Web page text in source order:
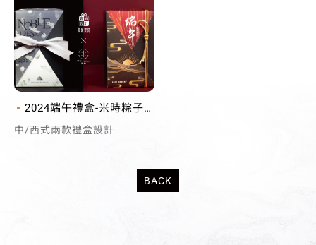
2024端午禮盒-米時粽子
禮盒包裝設計
中/西式兩款禮盒設計
BACK